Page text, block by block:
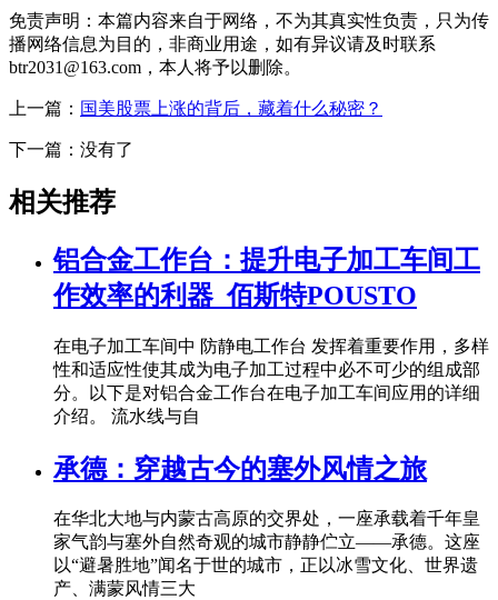
免责声明：本篇内容来自于网络，不为其真实性负责，只为传
播网络信息为目的，非商业用途，如有异议请及时联系
btr2031@163.com，本人将予以删除。
上一篇： 国美股票上涨的背后，藏着什么秘密？
下一篇：没有了
相关推荐
铝合金工作台：提升电子加工车间工
作效率的利器_佰斯特POUSTO
在电子加工车间中 防静电工作台 发挥着重要作用，多样
性和适应性使其成为电子加工过程中必不可少的组成部
分。以下是对铝合金工作台在电子加工车间应用的详细
介绍。 流水线与自
承德：穿越古今的塞外风情之旅
在华北大地与内蒙古高原的交界处，一座承载着千年皇
家气韵与塞外自然奇观的城市静静伫立——承德。这座
以“避暑胜地”闻名于世的城市，正以冰雪文化、世界遗
产、满蒙风情三大